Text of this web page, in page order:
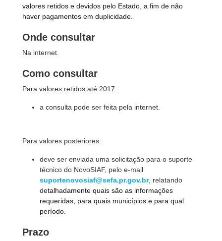
valores retidos e devidos pelo Estado, a fim de não
haver pagamentos em duplicidade.
Onde consultar
Na internet.
Como consultar
Para valores retidos até 2017:
a consulta pode ser feita pela internet.
Para valores posteriores:
deve ser enviada uma solicitação para o suporte
técnico do NovoSIAF, pelo e-mail
suportenovosiaf@sefa.pr.gov.br, relatando
detalhadamente quais são as informações
requeridas, para quais municípios e para qual
período.
Prazo